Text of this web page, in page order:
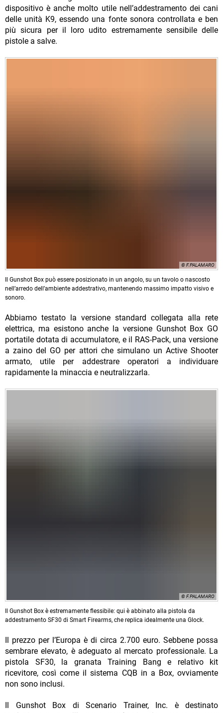
dispositivo è anche molto utile nell’addestramento dei cani
delle unità K9, essendo una fonte sonora controllata e ben
più sicura per il loro udito estremamente sensibile delle
pistole a salve.
© F.PALAMARO
Il Gunshot Box può essere posizionato in un angolo, su un tavolo o nascosto
nell’arredo dell’ambiente addestrativo, mantenendo massimo impatto visivo e
sonoro.
Abbiamo testato la versione standard collegata alla rete
elettrica, ma esistono anche la versione Gunshot Box GO
portatile dotata di accumulatore, e il RAS-Pack, una versione
a zaino del GO per attori che simulano un Active Shooter
armato, utile per addestrare operatori a individuare
rapidamente la minaccia e neutralizzarla.
© F.PALAMARO
Il Gunshot Box è estremamente flessibile: qui è abbinato alla pistola da
addestramento SF30 di Smart Firearms, che replica idealmente una Glock.
Il prezzo per l’Europa è di circa 2.700 euro. Sebbene possa
sembrare elevato, è adeguato al mercato professionale. La
pistola SF30, la granata Training Bang e relativo kit
ricevitore, così come il sistema CQB in a Box, ovviamente
non sono inclusi.
Il Gunshot Box di Scenario Trainer, Inc. è destinato